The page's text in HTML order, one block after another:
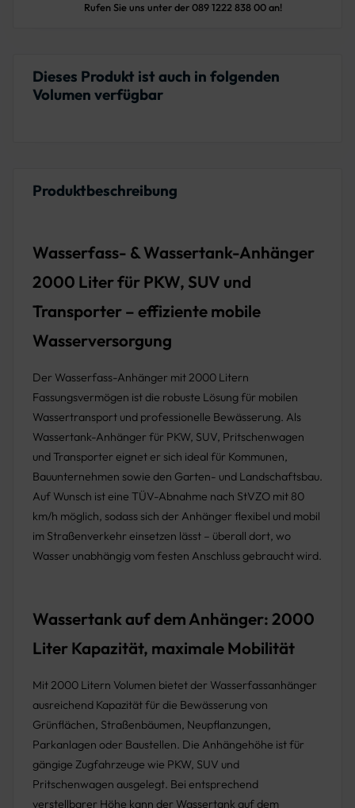
Rufen Sie uns unter der 089 1222 838 00 an!
Dieses Produkt ist auch in folgenden
Volumen verfügbar
Produktbeschreibung
Wasserfass- & Wassertank-Anhänger
2000 Liter für PKW, SUV und
Transporter – effiziente mobile
Wasserversorgung
Der Wasserfass-Anhänger mit 2000 Litern
Fassungsvermögen ist die robuste Lösung für mobilen
Wassertransport und professionelle Bewässerung. Als
Wassertank-Anhänger für PKW, SUV, Pritschenwagen
und Transporter eignet er sich ideal für Kommunen,
Bauunternehmen sowie den Garten- und Landschaftsbau.
Auf Wunsch ist eine TÜV-Abnahme nach StVZO mit 80
km/h möglich, sodass sich der Anhänger flexibel und mobil
im Straßenverkehr einsetzen lässt – überall dort, wo
Wasser unabhängig vom festen Anschluss gebraucht wird.
Wassertank auf dem Anhänger: 2000
Liter Kapazität, maximale Mobilität
Mit 2000 Litern Volumen bietet der Wasserfassanhänger
ausreichend Kapazität für die Bewässerung von
Grünflächen, Straßenbäumen, Neupflanzungen,
Parkanlagen oder Baustellen. Die Anhängehöhe ist für
gängige Zugfahrzeuge wie PKW, SUV und
Pritschenwagen ausgelegt. Bei entsprechend
verstellbarer Höhe kann der Wassertank auf dem